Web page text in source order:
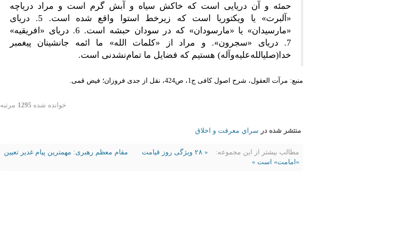
حمئه و آن دریایی است که خاکش سیاه و آبش گرم است و مراد دریاچه
«آلبرت» یا ویکتوریا است که زیرخط استوا واقع‌ شده است. 5. دریای
«مارسیدان» یا «مارسودان» که در سودان حبشه است. 6. دریای «افریقیه»
7. دریای «سجرون». و مراد از «کلمات الله» ما ائمه جانشینان پیغمبر
خدا(صلی‎الله‌علیه‌و‌آله) هستیم که فضایل ما تمام‌نشدنی است.
منبع:‌ مرآت العقول، شرح اصول کافی ج1، ص424، نقل از جدی فروزان؛ فیض قمی.
خوانده شده 1295 مرتبه
منتشر شده در سراي معرفت و اخلاق
مطالب بیشتر از این مجموعه: « ۲۸ ویژگی روز قیامت
مقام معظم رهبری: مهمترین پیام غدیر تعیین
«امامت» است »